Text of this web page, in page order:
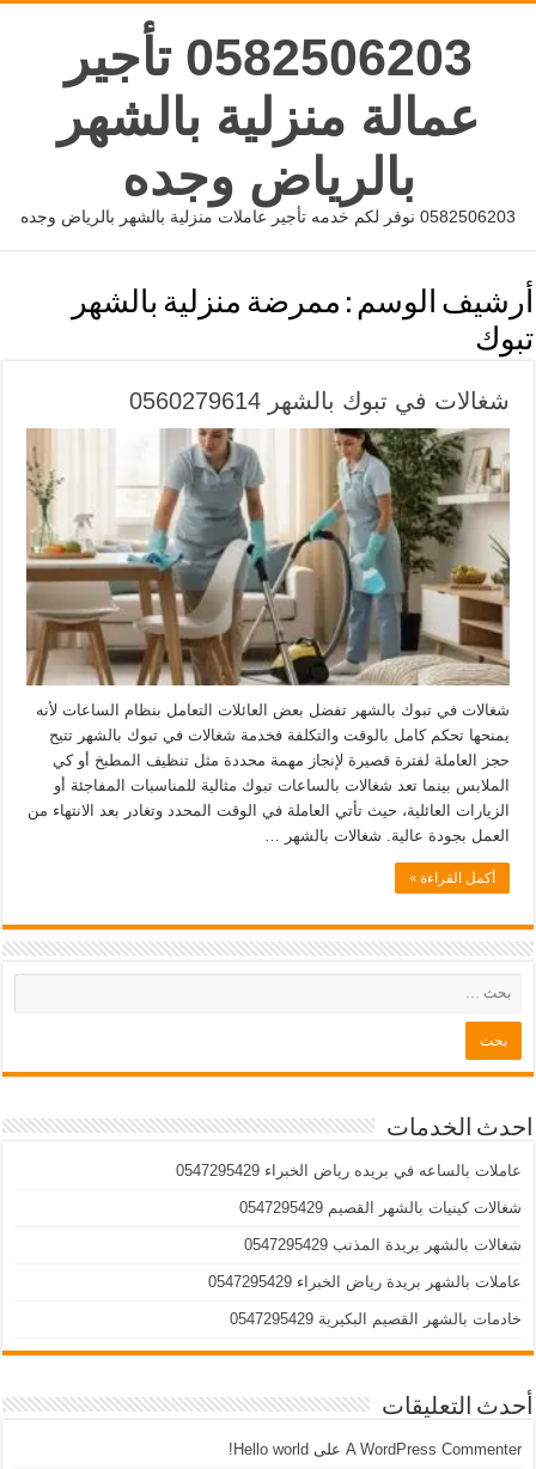
0582506203 تأجير
عمالة منزلية بالشهر
بالرياض وجده
0582506203 نوفر لكم خدمه تأجير عاملات منزلية بالشهر بالرياض وجده
أرشيف الوسم : ممرضة منزلية بالشهر
تبوك
شغالات في تبوك بالشهر 0560279614
شغالات في تبوك بالشهر تفضل بعض العائلات التعامل بنظام الساعات لأنه
يمنحها تحكم كامل بالوقت والتكلفة فخدمة شغالات في تبوك بالشهر تتيح
حجز العاملة لفترة قصيرة لإنجاز مهمة محددة مثل تنظيف المطبخ أو كي
الملابس بينما تعد شغالات بالساعات تبوك مثالية للمناسبات المفاجئة أو
الزيارات العائلية، حيث تأتي العاملة في الوقت المحدد وتغادر بعد الانتهاء من
العمل بجودة عالية. شغالات بالشهر …
أكمل القراءة »
احدث الخدمات
عاملات بالساعه في بريده رياض الخبراء 0547295429
شغالات كينيات بالشهر القصيم 0547295429
شغالات بالشهر بريدة المذنب 0547295429
عاملات بالشهر بريدة رياض الخبراء 0547295429
خادمات بالشهر القصيم البكيرية 0547295429
أحدث التعليقات
A WordPress Commenter على Hello world!